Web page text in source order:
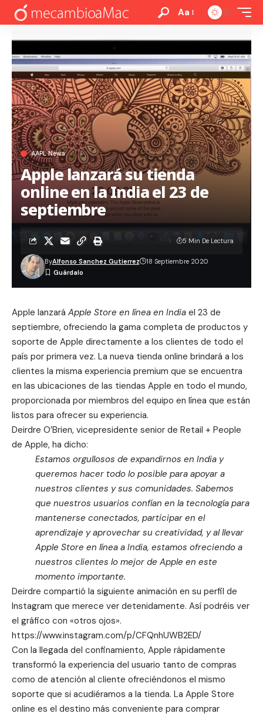
Aa
AAPL News
Apple lanzará su tienda
online en la India el 23 de
septiembre
ByAlfonso Sanchez Gutierrez 18 Septiembre 2020
5 Min De Lectura
Apple lanzará Apple Store en línea en India el 23 de
septiembre, ofreciendo la gama completa de productos y
soporte de Apple directamente a los clientes de todo el
país por primera vez. La nueva tienda online brindará a los
clientes la misma experiencia premium que se encuentra
en las ubicaciones de las tiendas Apple en todo el mundo,
proporcionada por miembros del equipo en línea que están
listos para ofrecer su experiencia.
Deirdre O’Brien, vicepresidente senior de Retail + People
de Apple, ha dicho:
Estamos orgullosos de expandirnos en India y
queremos hacer todo lo posible para apoyar a
nuestros clientes y sus comunidades. Sabemos
que nuestros usuarios confían en la tecnología para
mantenerse conectados, participar en el
aprendizaje y aprovechar su creatividad, y al llevar
Apple Store en línea a India, estamos ofreciendo a
nuestros clientes lo mejor de Apple en este
momento importante.
Deirdre compartió la siguiente animación en su perfil de
Instagram que merece ver detenidamente. Así podréis ver
el gráfico con «otros ojos».
https://www.instagram.com/p/CFQnhUWB2ED/
Con la llegada del confinamiento, Apple rápidamente
transformó la experiencia del usuario tanto de compras
como de atención al cliente ofreciéndonos el mismo
soporte que si acudiéramos a la tienda. La Apple Store
online es el destino más conveniente para comprar